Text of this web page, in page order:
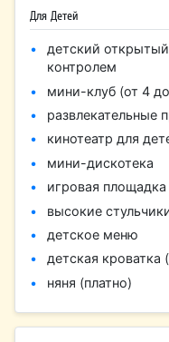
Для Детей
детский
контролем
мини-клуб (от 4
развлекательные
кинотеатр для
мини-дискотека
игровая площадка
высокие
детское меню
​​детская кроватка
няня (платно)